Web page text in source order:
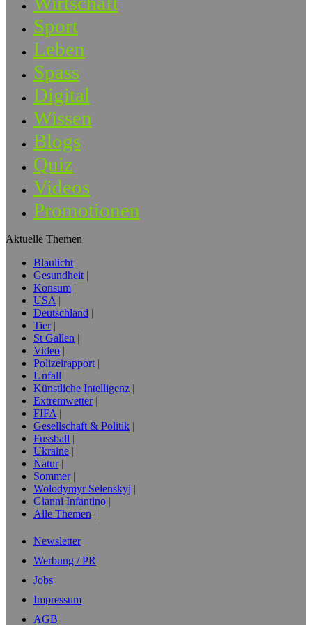
Sport
Leben
Spass
Digital
Wissen
Blogs
Quiz
Videos
Promotionen
Aktuelle Themen
Blaulicht
Gesundheit
Konsum
USA
Deutschland
Tier
St Gallen
Video
Polizeirapport
Unfall
Künstliche Intelligenz
Extremwetter
FIFA
Gesellschaft & Politik
Fussball
Ukraine
Natur
Sommer
Wolodymyr Selenskyj
Gianni Infantino
Alle Themen
Newsletter
Werbung / PR
Jobs
Impressum
AGB